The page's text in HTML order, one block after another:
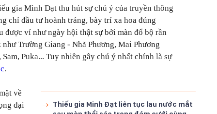
gia Minh Đạt thu hút sự chú ý của truyền thông
chỉ đầu tư hoành tráng, bày trí xa hoa đúng
được ví như ngày hội thật sự bởi màn đổ bộ rần
Trường Giang - Nhã Phương, Mai Phương
Puka... Tuy nhiên gây chú ý nhất chính là sự
.
Thiếu gia Minh Đạt liên tục lau nước mắt
về
đại